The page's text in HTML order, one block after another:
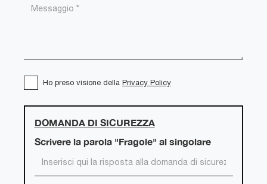
Ho preso visione della Privacy Policy
DOMANDA DI SICUREZZA
Scrivere la parola "Fragole" al singolare